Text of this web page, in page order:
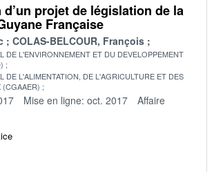
projet de législation de la
Française
COLAS-BELCOUR, François
DE L'ENVIRONNEMENT ET DU DEVELOPPEMENT
DE L'ALIMENTATION, DE L'AGRICULTURE ET DES
(CGAAER)
Mise en ligne: oct. 2017
Affaire